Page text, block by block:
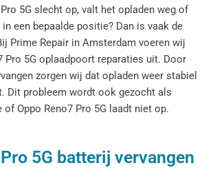
5G slecht op, valt het opladen weg of
een bepaalde positie? Dan is vaak de
Prime Repair in Amsterdam voeren wij
Pro 5G oplaadpoort reparaties uit. Door
zorgen wij dat opladen weer stabiel
Dit probleem wordt ook gezocht als
Oppo Reno7 Pro 5G laadt niet op.
5G batterij vervangen